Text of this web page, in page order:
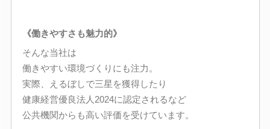
《働きやすさも魅力的》
そんな当社は
働きやすい環境づくりにも注力。
実際、えるぼしで三星を獲得したり
健康経営優良法人2024に認定されるなど
公共機関からも高い評価を受けています。